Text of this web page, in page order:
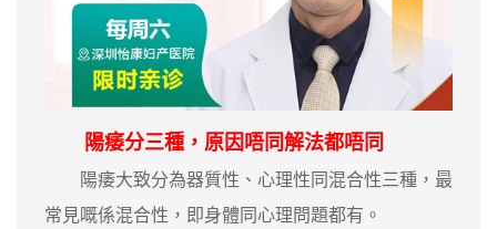
陽痿分三種，原因唔同解法都唔同
陽痿大致分為器質性、心理性同混合性三種，最
常見嘅係混合性，即身體同心理問題都有。